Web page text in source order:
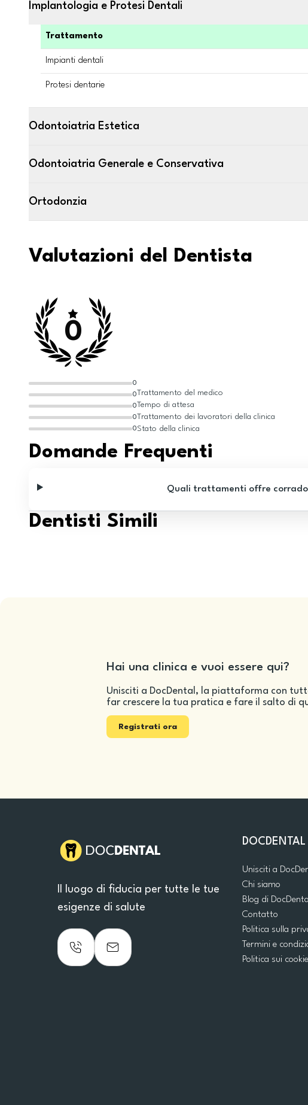
Implantologia e Protesi Dentali
Trattamento
Impianti dentali
Protesi dentarie
Odontoiatria Estetica
Odontoiatria Generale e Conservativa
Ortodonzia
Valutazioni del Dentista
0
0
0
0
0
0
Trattamento del medico
Tempo di attesa
Trattamento dei lavoratori della clinica
Stato della clinica
Domande Frequenti
Quali trattamenti offre corrado
Dentisti Simili
Hai una clinica e vuoi essere qui?
Unisciti a DocDental, la piattaforma con
far crescere la tua pratica e fare il salto di
Registrati ora
Il luogo di fiducia per tutte le tue
esigenze di salute
DOCDENTAL
Unisciti a
Chi siamo
Blog di DocDental
Contatto
Politica sulla
Termini e
Politica sui cookie